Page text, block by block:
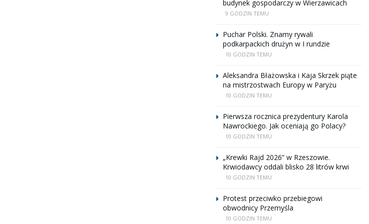
budynek gospodarczy w Wierzawicach
9 GODZIN TEMU
Puchar Polski. Znamy rywali
podkarpackich drużyn w I rundzie
10 GODZIN TEMU
Aleksandra Błażowska i Kaja Skrzek piąte
na mistrzostwach Europy w Paryżu
10 GODZIN TEMU
Pierwsza rocznica prezydentury Karola
Nawrockiego. Jak oceniają go Polacy?
10 GODZIN TEMU
„Krewki Rajd 2026” w Rzeszowie.
Krwiodawcy oddali blisko 28 litrów krwi
10 GODZIN TEMU
Protest przeciwko przebiegowi
obwodnicy Przemyśla
10 GODZIN TEMU